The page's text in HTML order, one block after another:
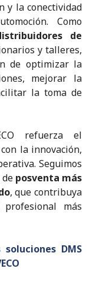
y la conectividad
Como
de
y talleres,
de optimizar la
mejorar la
la toma de
refuerza el
la innovación,
Seguimos
posventa más
, que contribuya
más
DMS